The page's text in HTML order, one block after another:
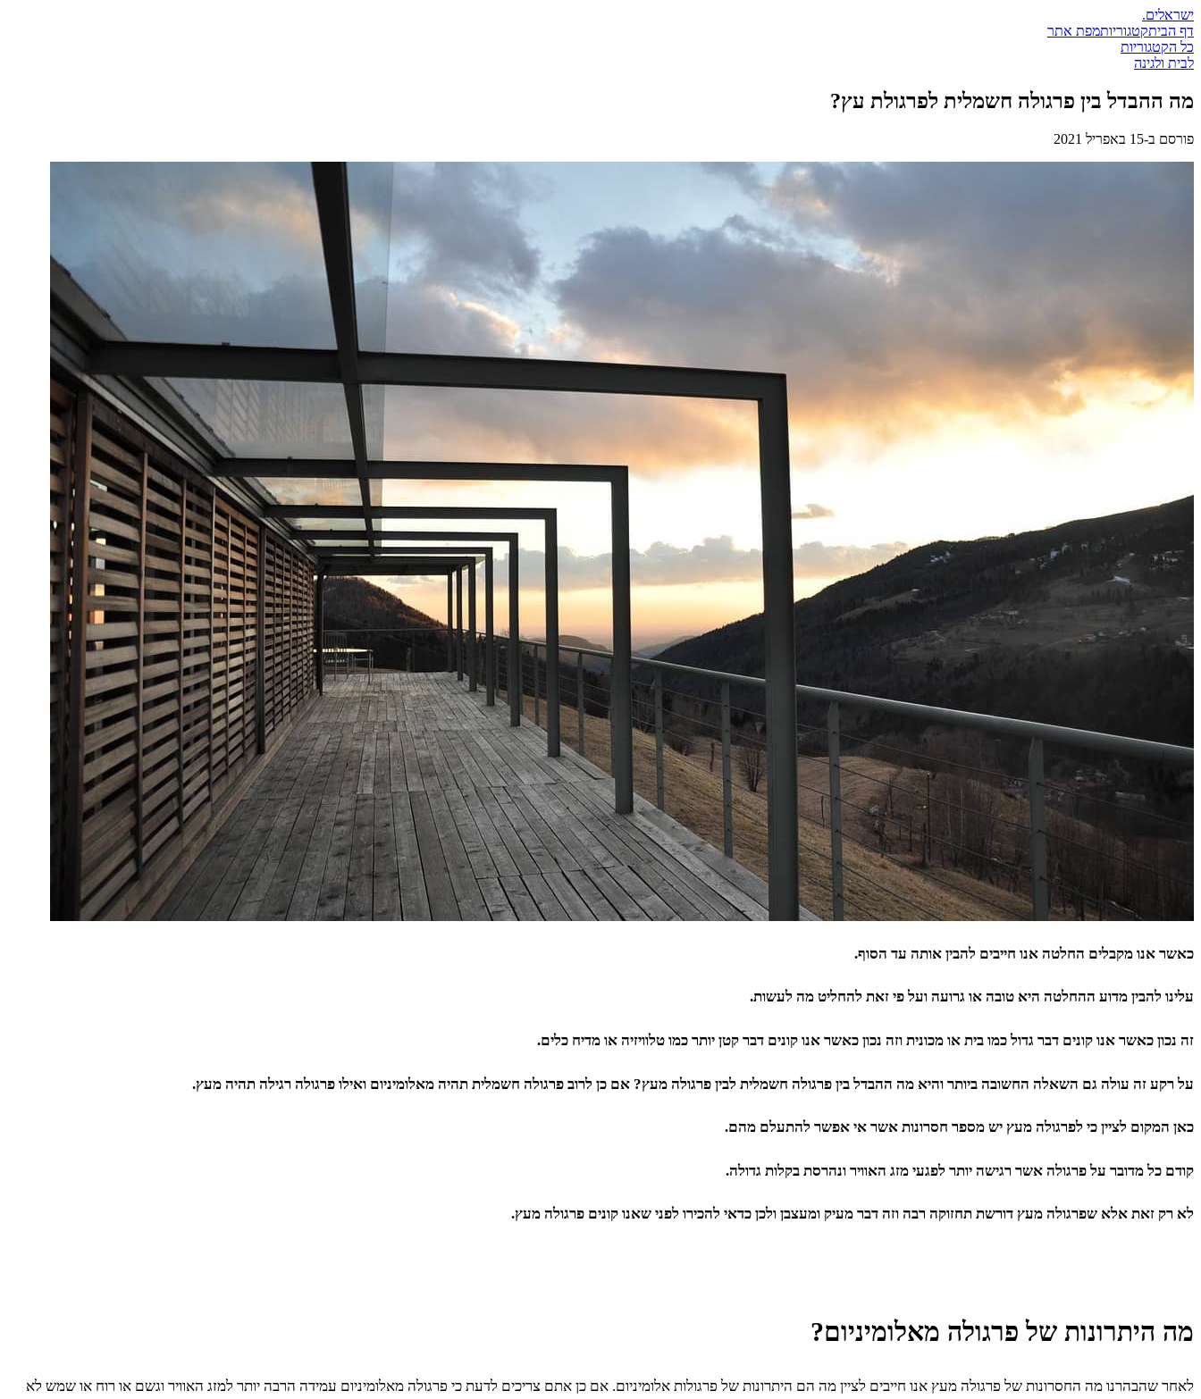
ישראלים.
דף הביתקטגוריותמפת אתר
כל הקטגוריות
לבית ולגינה
מה ההבדל בין פרגולה חשמלית לפרגולת עץ?
פורסם ב-15 באפריל 2021
כאשר אנו מקבלים החלטה אנו חייבים להבין אותה עד הסוף.
עלינו להבין מדוע ההחלטה היא טובה או גרועה ועל פי זאת להחליט מה לעשות.
זה נכון כאשר אנו קונים דבר גדול כמו בית או מכונית וזה נכון כאשר אנו קונים דבר קטן יותר כמו טלוויזיה או מדיח כלים.
על רקע זה עולה גם השאלה החשובה ביותר והיא מה ההבדל בין פרגולה חשמלית לבין פרגולה מעץ? אם כן לרוב פרגולה חשמלית תהיה מאלומיניום ואילו פרגולה רגילה תהיה מעץ.
כאן המקום לציין כי לפרגולה מעץ יש מספר חסרונות אשר אי אפשר להתעלם מהם.
קודם כל מדובר על פרגולה אשר רגישה יותר לפגעי מזג האוויר ונהרסת בקלות גדולה.
לא רק זאת אלא שפרגולה מעץ דורשת תחזוקה רבה וזה דבר מעיק ומעצבן ולכן כדאי להכירו לפני שאנו קונים פרגולה מעץ.
מה היתרונות של פרגולה מאלומיניום?
לאחר שהבהרנו מה החסרונות של פרגולה מעץ אנו חייבים לציין מה הם היתרונות של פרגולות אלומיניום. אם כן אתם צריכים לדעת כי פרגולה מאלומיניום עמידה הרבה יותר למזג האוויר וגשם או רוח או שמש לא